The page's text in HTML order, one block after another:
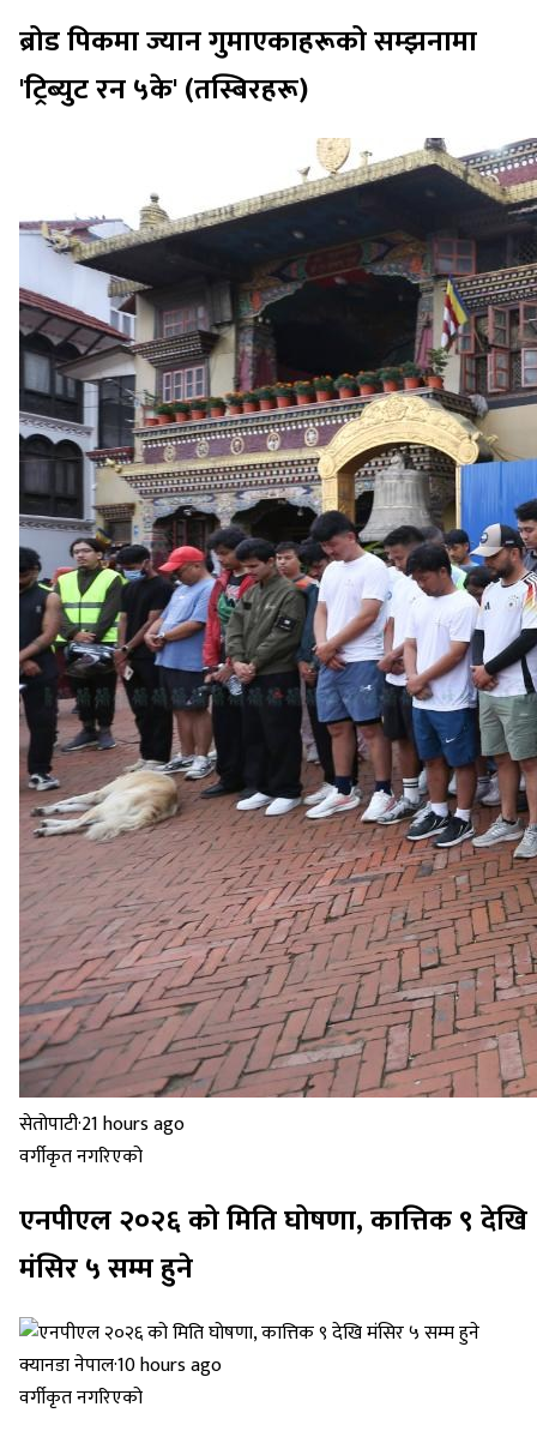
ब्रोड पिकमा ज्यान गुमाएकाहरूको सम्झनामा
'ट्रिब्युट रन ५के' (तस्बिरहरू)
सेतोपाटी·21 hours ago
वर्गीकृत नगरिएको
एनपीएल २०२६ को मिति घोषणा, कात्तिक ९ देखि
मंसिर ५ सम्म हुने
क्यानडा नेपाल·10 hours ago
वर्गीकृत नगरिएको